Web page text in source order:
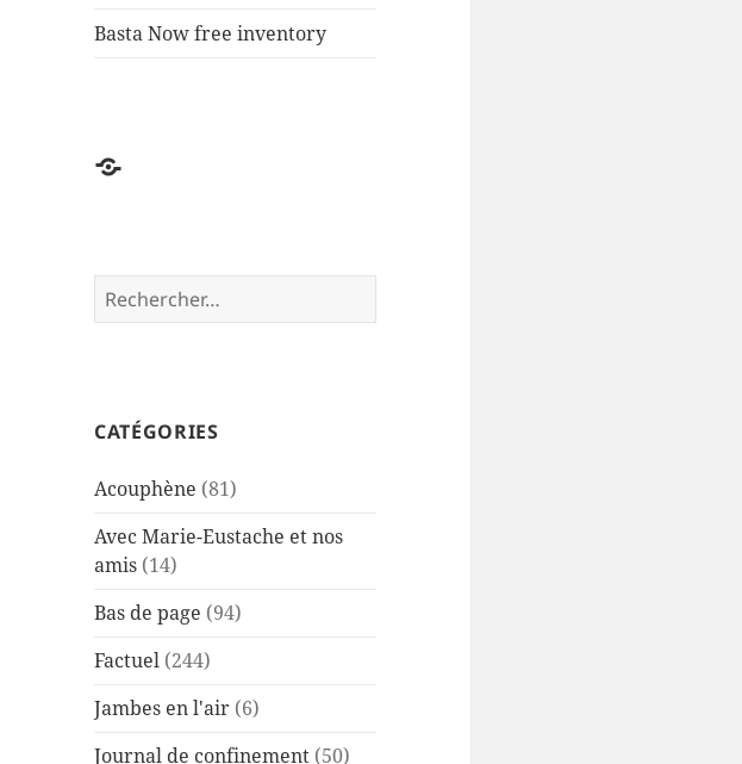
Basta Now free inventory
Factuel
Rechercher :
CATÉGORIES
Acouphène (81)
Avec Marie-Eustache et nos
amis (14)
Bas de page (94)
Factuel (244)
Jambes en l'air (6)
Journal de confinement (50)